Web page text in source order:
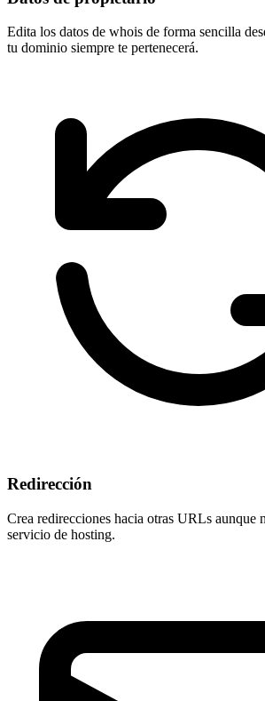
Edita los datos de whois de forma sencilla
tu dominio siempre te pertenecerá.
Redirección
Crea redirecciones hacia otras URLs aunque
servicio de hosting.